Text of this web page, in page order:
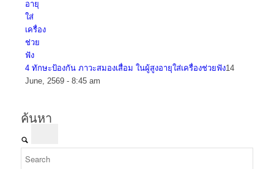
4 ทักษะป้องกัน ภาวะสมองเสื่อม ในผู้สูงอายุใส่เครื่องช่วยฟัง14
June, 2569 - 8:45 am
ค้นหา